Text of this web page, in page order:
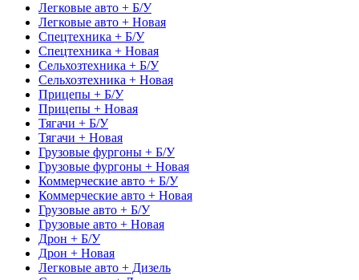
Легковые авто + Б/У
Легковые авто + Новая
Спецтехника + Б/У
Спецтехника + Новая
Сельхозтехника + Б/У
Сельхозтехника + Новая
Прицепы + Б/У
Прицепы + Новая
Тягачи + Б/У
Тягачи + Новая
Грузовые фургоны + Б/У
Грузовые фургоны + Новая
Коммерческие авто + Б/У
Коммерческие авто + Новая
Грузовые авто + Б/У
Грузовые авто + Новая
Дрон + Б/У
Дрон + Новая
Легковые авто + Дизель